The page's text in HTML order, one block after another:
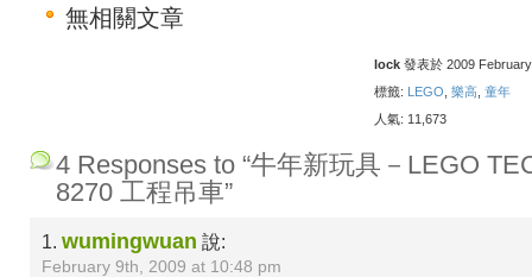
無相關文章
lock 發表於 2009
標籤: LEGO 樂高 童年
人氣: 11,673
4 Responses to “牛年新玩具－LEGO
8270 工程吊車”
1. wumingwuan 說:
February 9th, 2009 at 10:48 pm